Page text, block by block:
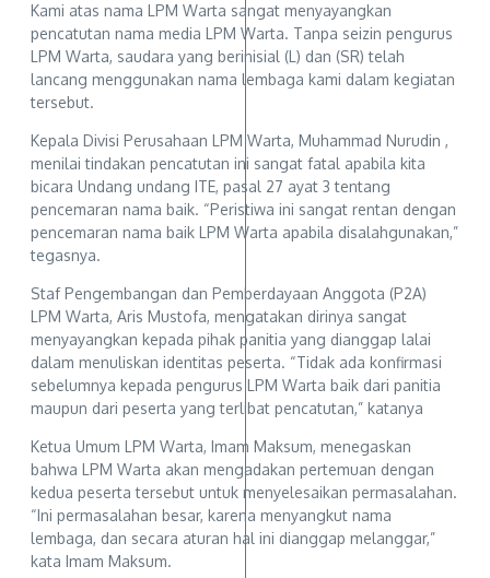
Kami atas nama LPM Warta sangat menyayangkan
pencatutan nama media LPM Warta. Tanpa seizin pengurus
LPM Warta, saudara yang berinisial (L) dan (SR) telah
lancang menggunakan nama lembaga kami dalam kegiatan
tersebut.
Kepala Divisi Perusahaan LPM Warta, Muhammad Nurudin ,
menilai tindakan pencatutan ini sangat fatal apabila kita
bicara Undang undang ITE, pasal 27 ayat 3 tentang
pencemaran nama baik. “Peristiwa ini sangat rentan dengan
pencemaran nama baik LPM Warta apabila disalahgunakan,”
tegasnya.
Staf Pengembangan dan Pemberdayaan Anggota (P2A)
LPM Warta, Aris Mustofa, mengatakan dirinya sangat
menyayangkan kepada pihak panitia yang dianggap lalai
dalam menuliskan identitas peserta. “Tidak ada konfirmasi
sebelumnya kepada pengurus LPM Warta baik dari panitia
maupun dari peserta yang terlibat pencatutan,” katanya
Ketua Umum LPM Warta, Imam Maksum, menegaskan
bahwa LPM Warta akan mengadakan pertemuan dengan
kedua peserta tersebut untuk menyelesaikan permasalahan.
“Ini permasalahan besar, karena menyangkut nama
lembaga, dan secara aturan hal ini dianggap melanggar,”
kata Imam Maksum.